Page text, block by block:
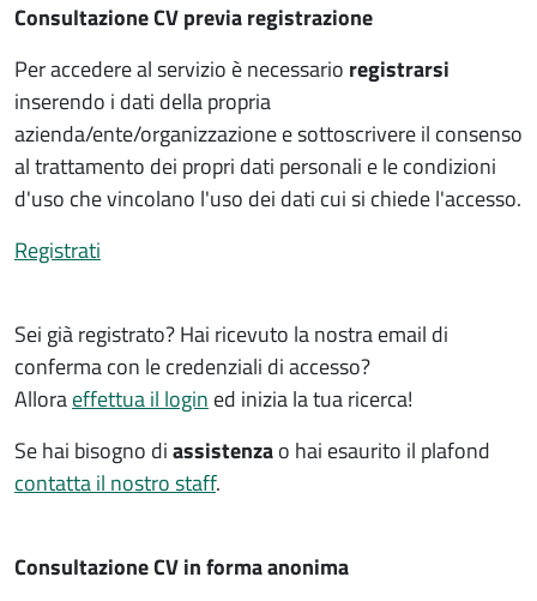
Consultazione CV previa registrazione
Per accedere al servizio è necessario registrarsi
inserendo i dati della propria
azienda/ente/organizzazione e sottoscrivere il consenso
al trattamento dei propri dati personali e le condizioni
d'uso che vincolano l'uso dei dati cui si chiede l'accesso.
Registrati
Sei già registrato? Hai ricevuto la nostra email di
conferma con le credenziali di accesso?
Alloraeffettua il login ed inizia la tua ricerca!
Se hai bisogno diassistenzao hai esaurito il plafond
contatta il nostro staff.
Consultazione CV in forma anonima